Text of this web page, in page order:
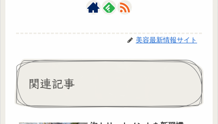
美容最新情報サイト
関連記事